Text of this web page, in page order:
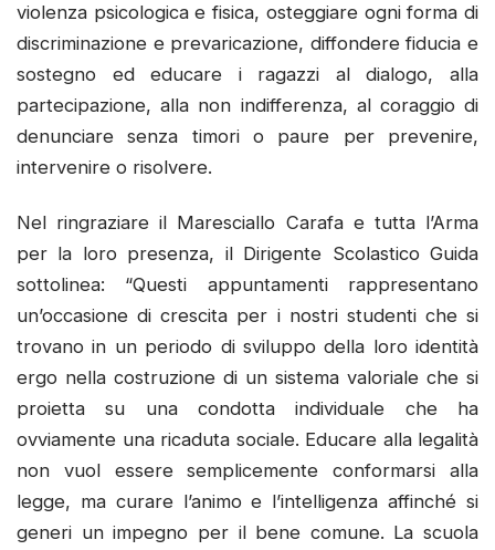
violenza psicologica e fisica, osteggiare ogni forma di
discriminazione e prevaricazione, diffondere fiducia e
sostegno ed educare i ragazzi al dialogo, alla
partecipazione, alla non indifferenza, al coraggio di
denunciare senza timori o paure per prevenire,
intervenire o risolvere.
Nel ringraziare il Maresciallo Carafa e tutta l’Arma
per la loro presenza, il Dirigente Scolastico Guida
sottolinea: “Questi appuntamenti rappresentano
un’occasione di crescita per i nostri studenti che si
trovano in un periodo di sviluppo della loro identità
ergo nella costruzione di un sistema valoriale che si
proietta su una condotta individuale che ha
ovviamente una ricaduta sociale. Educare alla legalità
non vuol essere semplicemente conformarsi alla
legge, ma curare l’animo e l’intelligenza affinché si
generi un impegno per il bene comune. La scuola